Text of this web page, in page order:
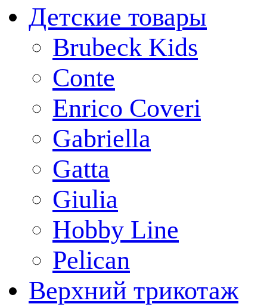
Детские товары
Brubeck Kids
Conte
Enrico Coveri
Gabriella
Gatta
Giulia
Hobby Line
Pelican
Верхний трикотаж